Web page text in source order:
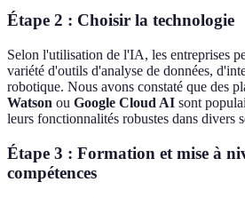
Étape 2 : Choisir la technologie
Selon l'utilisation de l'IA, les entreprises
variété d'outils d'analyse de données,
robotique. Nous avons constaté que des
Watson ou Google Cloud AI sont
leurs fonctionnalités robustes dans divers
Étape 3 : Formation et mise à
compétences